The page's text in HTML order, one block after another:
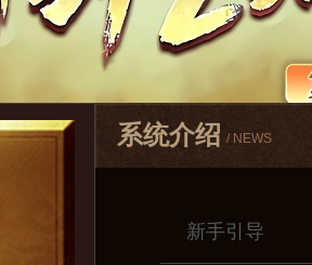
系统介绍 / NEWS
新手引导